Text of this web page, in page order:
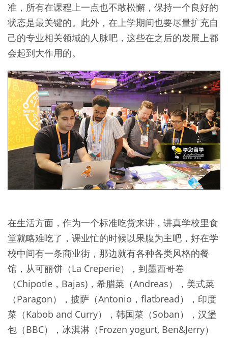
准，所有在课程上一点也不敢松懈，保持一个良好的
状态是最关键的。此外，在上学期间也要尽量扩充自
己的专业相关领域的人脉吧，这些在之后的发展上都
会起到大作用的。
在生活方面，作为一个标准吃货来讲，讲真学校里食
堂就略难吃了，课业忙的时候以果腹为主吧，好在学
校中间有一条商业街，那边就有各种各类风格的餐
馆，从可丽饼（La Creperie），到墨西哥卷
（Chipotle，Bajas)，希腊菜（Andreas），美式菜
（Paragon），披萨（Antonio，flatbread），印度
菜（Kabob and Curry），韩国菜（Soban），汉堡
包（BBC），冰淇淋（Frozen yogurt, Ben&Jerry）